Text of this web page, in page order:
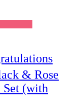
& Rose
Set (with